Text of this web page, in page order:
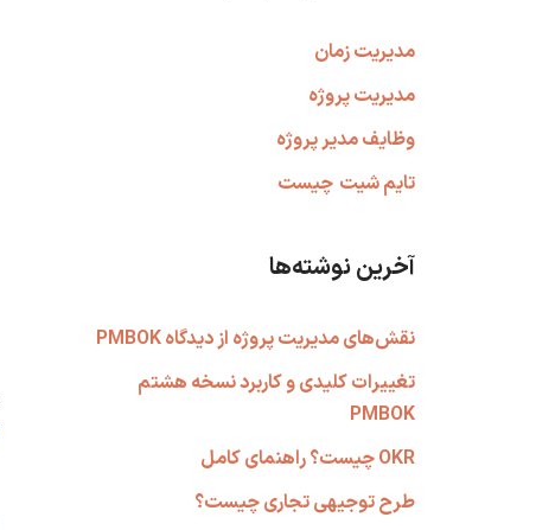
مدیریت زمان
مدیریت پروژه
وظایف مدیر پروژه
تایم شیت چیست
آخرین نوشته‌ها
نقش‌های مدیریت پروژه از دیدگاه PMBOK
تغییرات کلیدی و کاربرد نسخه هشتم
PMBOK
OKR چیست؟ راهنمای کامل
طرح توجیهی تجاری چیست؟